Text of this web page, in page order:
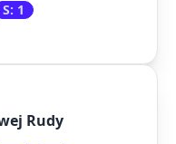
S: 1
Rudy